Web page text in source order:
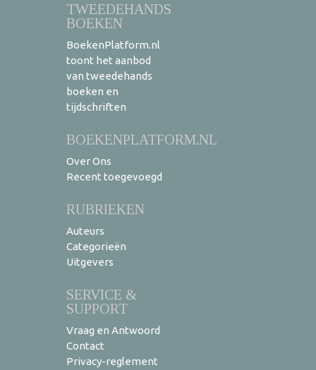
TWEEDEHANDS
BOEKEN
BoekenPlatform.nl
toont het aanbod
van tweedehands
boeken en
tijdschriften
BOEKENPLATFORM.NL
Over Ons
Recent toegevoegd
RUBRIEKEN
Auteurs
Categorieën
Uitgevers
SERVICE &
SUPPORT
Vraag en Antwoord
Contact
Privacy-reglement